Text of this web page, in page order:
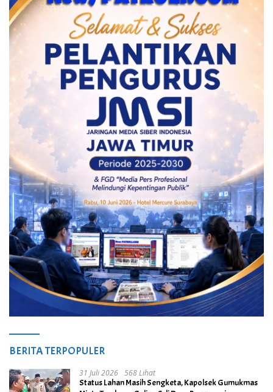
BERITA TERPOPULER
31 Juli 2026 568 Lihat
Status Lahan Masih Sengketa, Kapolsek Gumukmas